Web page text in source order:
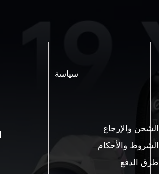
سياسة
الشحن والإرجاع
الشروط والأحكام
طرق الدفع